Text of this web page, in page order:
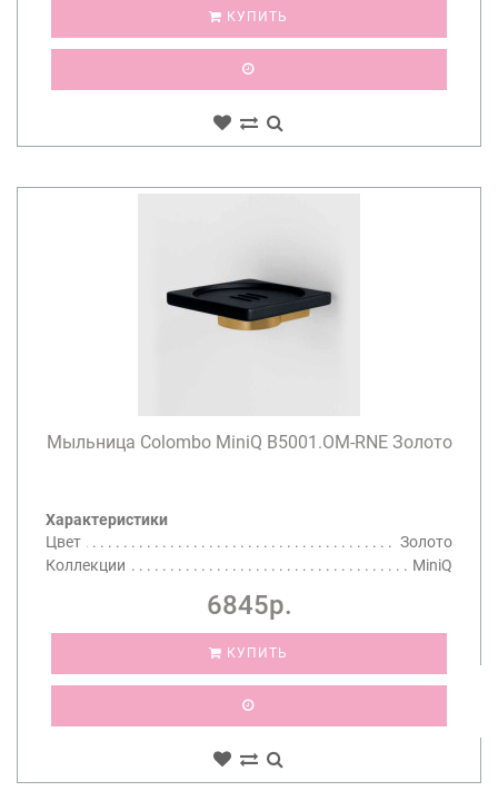
КУПИТЬ
Мыльница Colombo MiniQ B5001.OM-RNE Золото
Характеристики
Цвет
Золото
Коллекции
MiniQ
6845р.
КУПИТЬ